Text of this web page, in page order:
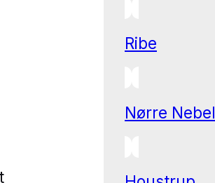
Ribe
Nørre Nebel